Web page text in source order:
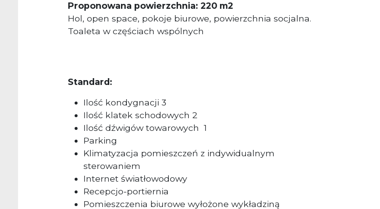
Proponowana powierzchnia: 220 m2
Hol, open space, pokoje biurowe, powierzchnia socjalna.
Toaleta w częściach wspólnych
Standard:
Ilość kondygnacji 3
Ilość klatek schodowych 2
Ilość dźwigów towarowych 1
Parking
Klimatyzacja pomieszczeń z indywidualnym
sterowaniem
Internet światłowodowy
Recepcjo-portiernia
Pomieszczenia biurowe wyłożone wykładziną